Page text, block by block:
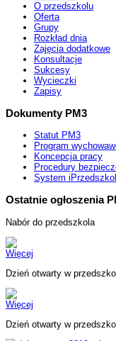
O przedszkolu
Oferta
Grupy
Rozkład dnia
Zajęcia dodatkowe
Konsultacje
Sukcesy
Wycieczki
Zapisy
Dokumenty PM3
Statut PM3
Program
Koncepcja pracy
Procedury
System
Ostatnie ogłoszenia
Nabór do przedszkola
Więcej
Dzień otwarty w
Więcej
Dzień otwarty w